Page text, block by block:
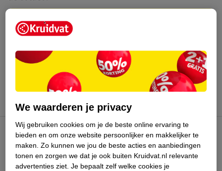
Kruidvat folder
augustus 2026.
Kruidvat Club
Klantenservice
We waarderen je privacy
Wij gebruiken cookies om je de beste online ervaring te
bieden en om onze website persoonlijker en makkelijker te
maken. Zo kunnen we jou de beste acties en aanbiedingen
tonen en zorgen we dat je ook buiten Kruidvat.nl relevante
advertenties ziet. Je bepaalt zelf welke cookies je